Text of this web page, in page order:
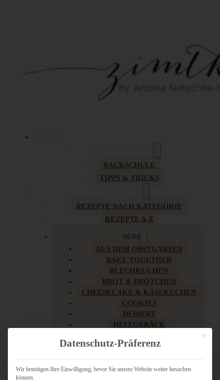
BACKSCHULE
TIPPS & TRICKS
REZEPTE NACH KATEGORIE
REZEPTE A-Z
SÜSS
AUS DEM OBSTGARTEN
BAKE TOGETHER
BLECHKUCHEN
BROT & BRÖTCHEN
CHEESECAKE & KÄSEKUCHEN
COOKIES
DESSERT
HEFEGEBÄCK
KUCHEN
LOW CARB & GESÜNDER
MY AMERICAN BAKERY
Mit
Datenschutz-Präferenz
Wir benötigen Ihre Einwilligung, bevor Sie unsere Website weiter besuchen
können.